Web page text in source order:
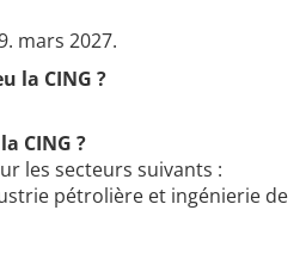
mars 2027.
la CING ?
CING ?
les secteurs suivants :
pétrolière et ingénierie de